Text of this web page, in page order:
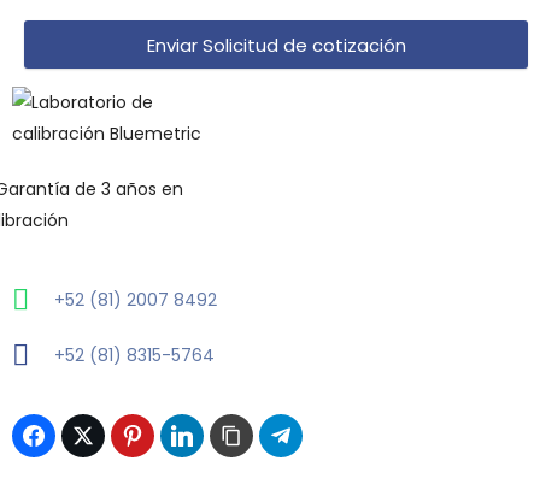
Enviar Solicitud de cotización
+52 (81) 2007 8492
+52 (81) 8315-5764